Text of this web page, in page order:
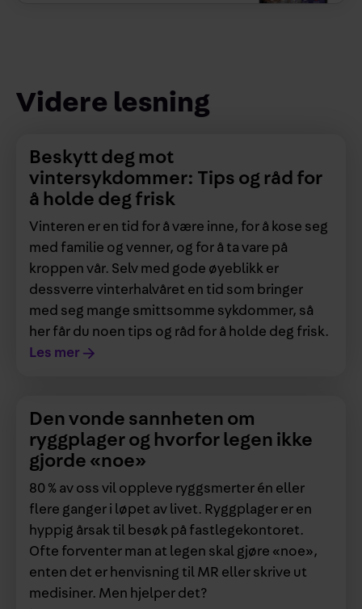
Videre lesning
Beskytt deg mot
vintersykdommer: Tips og råd for
å holde deg frisk
Vinteren er en tid for å være inne, for å kose seg
med familie og venner, og for å ta vare på
kroppen vår. Selv med gode øyeblikk er
dessverre vinterhalvåret en tid som bringer
med seg mange smittsomme sykdommer, så
her får du noen tips og råd for å holde deg frisk.
Les mer
Den vonde sannheten om
ryggplager og hvorfor legen ikke
gjorde «noe»
80 % av oss vil oppleve ryggsmerter én eller
flere ganger i løpet av livet. Ryggplager er en
hyppig årsak til besøk på fastlegekontoret.
Ofte forventer man at legen skal gjøre «noe»,
enten det er henvisning til MR eller skrive ut
medisiner. Men hjelper det?